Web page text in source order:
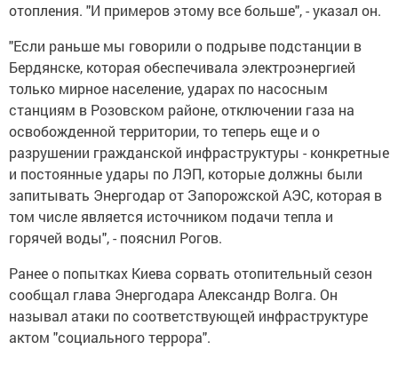
отопления. "И примеров этому все больше", - указал он.
"Если раньше мы говорили о подрыве подстанции в
Бердянске, которая обеспечивала электроэнергией
только мирное население, ударах по насосным
станциям в Розовском районе, отключении газа на
освобожденной территории, то теперь еще и о
разрушении гражданской инфраструктуры - конкретные
и постоянные удары по ЛЭП, которые должны были
запитывать Энергодар от Запорожской АЭС, которая в
том числе является источником подачи тепла и
горячей воды", - пояснил Рогов.
Ранее о попытках Киева сорвать отопительный сезон
сообщал глава Энергодара Александр Волга. Он
называл атаки по соответствующей инфраструктуре
актом "социального террора".